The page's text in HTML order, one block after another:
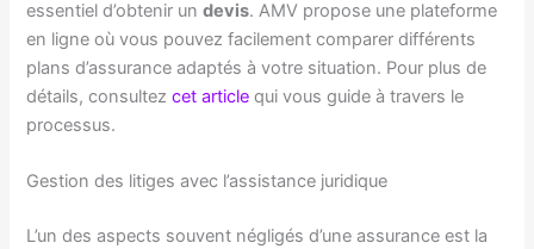
essentiel d’obtenir undevis. AMV propose une plateforme
en ligne où vous pouvez facilement comparer différents
plans d’assurance adaptés à votre situation. Pour plus de
détails, consultezcet article qui vous guide à travers le
processus.
Gestion des litiges avec l’assistance juridique
L’un des aspects souvent négligés d’une assurance est la